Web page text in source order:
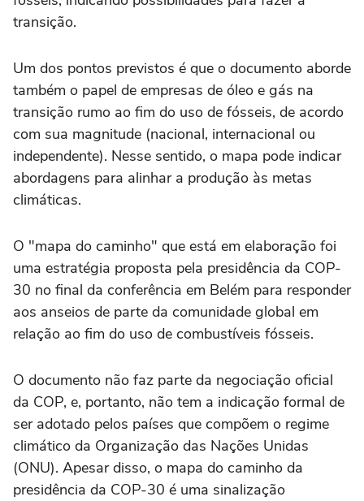
transição.
Um dos pontos previstos é que o documento aborde
também o papel de empresas de óleo e gás na
transição rumo ao fim do uso de fósseis, de acordo
com sua magnitude (nacional, internacional ou
independente). Nesse sentido, o mapa pode indicar
abordagens para alinhar a produção às metas
climáticas.
O "mapa do caminho" que está em elaboração foi
uma estratégia proposta pela presidência da COP-
30 no final da conferência em Belém para responder
aos anseios de parte da comunidade global em
relação ao fim do uso de combustíveis fósseis.
O documento não faz parte da negociação oficial
da COP, e, portanto, não tem a indicação formal de
ser adotado pelos países que compõem o regime
climático da Organização das Nações Unidas
(ONU). Apesar disso, o mapa do caminho da
presidência da COP-30 é uma sinalização